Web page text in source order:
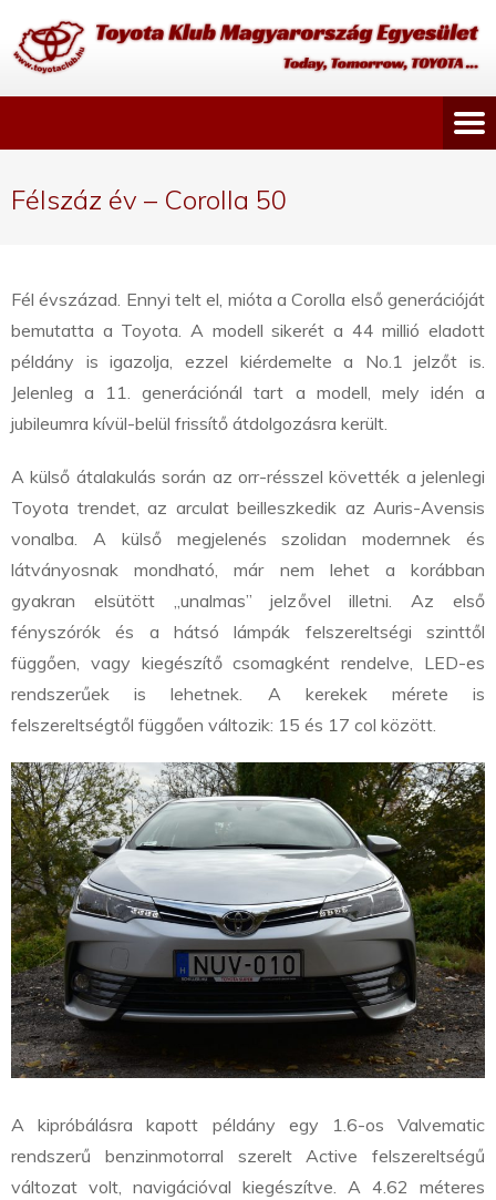
Félszáz év – Corolla 50
Fél évszázad. Ennyi telt el, mióta a Corolla első generációját
bemutatta a Toyota. A modell sikerét a 44 millió eladott
példány is igazolja, ezzel kiérdemelte a No.1 jelzőt is.
Jelenleg a 11. generációnál tart a modell, mely idén a
jubileumra kívül-belül frissítő átdolgozásra került.
A külső átalakulás során az orr-résszel követték a jelenlegi
Toyota trendet, az arculat beilleszkedik az Auris-Avensis
vonalba. A külső megjelenés szolidan modernnek és
látványosnak mondható, már nem lehet a korábban
gyakran elsütött „unalmas” jelzővel illetni. Az első
fényszórók és a hátsó lámpák felszereltségi szinttől
függően, vagy kiegészítő csomagként rendelve, LED-es
rendszerűek is lehetnek. A kerekek mérete is
felszereltségtől függően változik: 15 és 17 col között.
A kipróbálásra kapott példány egy 1.6-os Valvematic
rendszerű benzinmotorral szerelt Active felszereltségű
változat volt, navigációval kiegészítve. A 4.62 méteres